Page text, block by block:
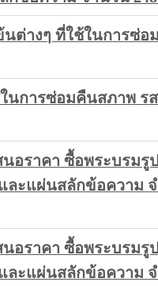
ต่างๆ ที่ใช้ในการซ่อ
นการซ่อมคืนสภาพ ร
นอราคา ซื้อพระบรม
ละแผ่นสลักข้อความ
นอราคา ซื้อพระบรม
ละแผ่นสลักข้อความ